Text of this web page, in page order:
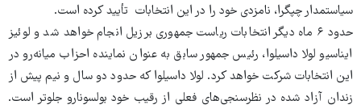
سیاستمدار چپگرا، نامزدی خود را در این انتخابات تأیید کرده است.
حدود ۶ ماه دیگر انتخابات ریاست جمهوری برزیل انجام خواهد شد و لوئیز
ایناسیو لولا داسیلوا، رئیس جمهور سابق به عنوان نماینده احزاب میانه‌رو در
این انتخابات شرکت خواهد کرد. لولا داسیلوا که حدود دو سال و نیم پیش از
زندان آزاد شده در نظرسنجی‌های فعلی از رقیب خود بولسونارو جلوتر است.